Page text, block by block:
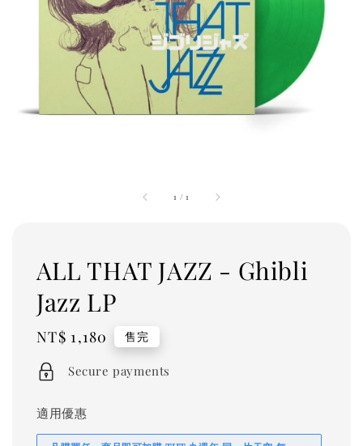
1 /1
ALL THAT JAZZ - Ghibli
Jazz LP
Regular
price
NT$ 1,180 售完
Secure payments
適用優惠